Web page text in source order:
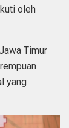
oleh
Timur
yang